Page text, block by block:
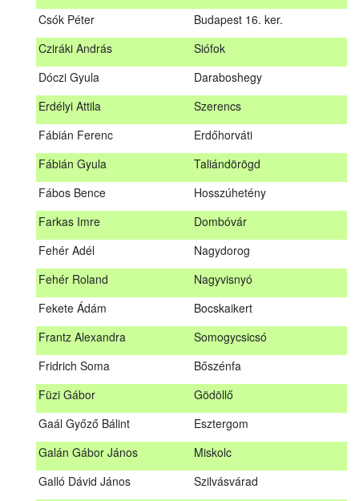
Csók Péter
Budapest 16. ker.
Cziráki András
Siófok
Dóczi Gyula
Daraboshegy
Erdélyi Attila
Szerencs
Fábián Ferenc
Erdőhorváti
Fábián Gyula
Taliándörögd
Fábos Bence
Hosszúhetény
Farkas Imre
Dombóvár
Fehér Adél
Nagydorog
Fehér Roland
Nagyvisnyó
Fekete Ádám
Bocskaikert
Frantz Alexandra
Somogycsicsó
Fridrich Soma
Bőszénfa
Füzi Gábor
Gödöllő
Gaál Győző Bálint
Esztergom
Galán Gábor János
Miskolc
Galló Dávid János
Szilvásvárad
Barcs
Cseri Árpád
Cserményiné Váradi Melinda
Csók Péter
Budapest 16. ker.
Daraboshegy
Erdőhorváti
Taliándörögd
Dombóvár
Fekete Ádám
Bocskaikert